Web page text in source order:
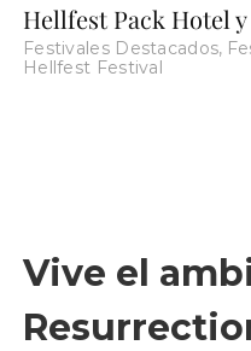
Hellfest Pack Hotel
Festivales Destacados,
Hellfest Festival
Vive el